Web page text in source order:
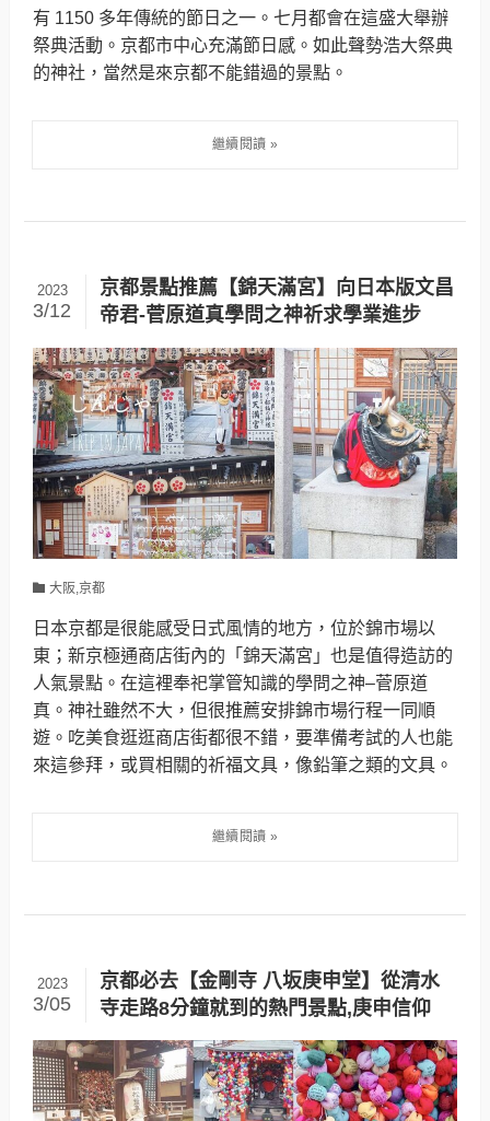
有 1150 多年傳統的節日之一。七月都會在這盛大舉辦
祭典活動。京都市中心充滿節日感。如此聲勢浩大祭典
的神社，當然是來京都不能錯過的景點。
京都景點推薦【錦天滿宮】向日本版文昌
帝君-菅原道真學問之神祈求學業進步
2023
3/12
大阪,京都
日本京都是很能感受日式風情的地方，位於錦市場以
東；新京極通商店街內的「錦天滿宮」也是值得造訪的
人氣景點。在這裡奉祀掌管知識的學問之神–菅原道
真。神社雖然不大，但很推薦安排錦市場行程一同順
遊。吃美食逛逛商店街都很不錯，要準備考試的人也能
來這參拜，或買相關的祈福文具，像鉛筆之類的文具。
京都必去【金剛寺 八坂庚申堂】從清水
寺走路8分鐘就到的熱門景點,庚申信仰
2023
3/05